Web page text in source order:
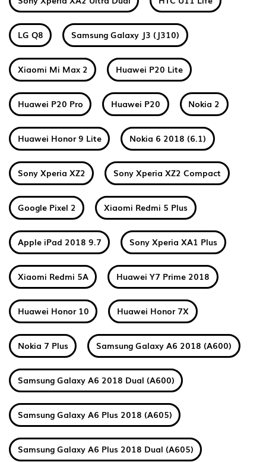
LG Q8 Samsung Galaxy J3 (J310)
Xiaomi Mi Max 2 Huawei P20 Lite
Huawei P20 Pro Huawei P20 Nokia 2
Huawei Honor 9 Lite Nokia 6 2018 (6.1)
Sony Xperia XZ2 Sony Xperia XZ2 Compact
Google Pixel 2 Xiaomi Redmi 5 Plus
Apple iPad 2018 9.7 Sony Xperia XA1 Plus
Xiaomi Redmi 5A Huawei Y7 Prime 2018
Huawei Honor 10 Huawei Honor 7X
Nokia 7 Plus Samsung Galaxy A6 2018 (A600)
Samsung Galaxy A6 2018 Dual (A600)
Samsung Galaxy A6 Plus 2018 (A605)
Samsung Galaxy A6 Plus 2018 Dual (A605)